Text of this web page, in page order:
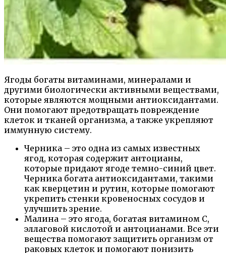
Ягоды богаты витаминами, минералами и
другими биологически активными веществами,
которые являются мощными антиоксидантами.
Они помогают предотвращать повреждение
клеток и тканей организма, а также укрепляют
иммунную систему.
Черника – это одна из самых известных
ягод, которая содержит антоцианы,
которые придают ягоде темно-синий цвет.
Черника богата антиоксидантами, такими
как кверцетин и рутин, которые помогают
укрепить стенки кровеносных сосудов и
улучшить зрение.
Малина – это ягода, богатая витамином C,
эллаговой кислотой и антоцианами. Все эти
вещества помогают защитить организм от
раковых клеток и помогают понизить